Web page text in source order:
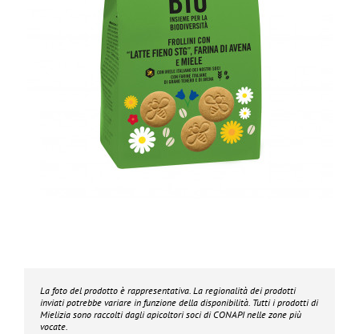
La foto del prodotto è rappresentativa. La regionalità dei prodotti
inviati potrebbe variare in funzione della disponibilità. Tutti i prodotti di
Mielizia sono raccolti dagli apicoltori soci di CONAPI nelle zone più
vocate.